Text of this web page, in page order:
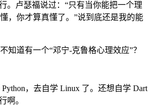
。卢瑟福说过：“只有当你能把一个理
，你才算真懂了。”说到底还是我的能
知道有一个“邓宁-克鲁格心理效应”？
，去自学 Linux 了。还想自学 Dart
啊。